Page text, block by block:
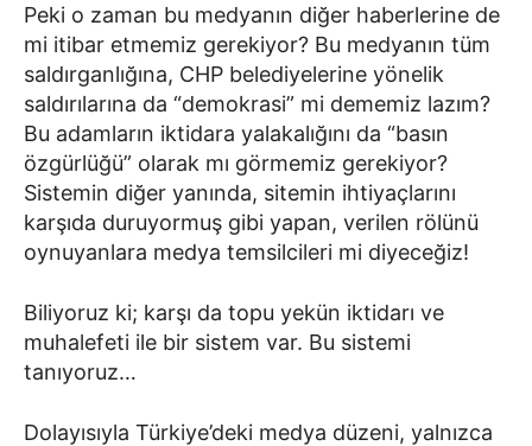
Peki o zaman bu medyanın diğer haberlerine de
mi itibar etmemiz gerekiyor? Bu medyanın tüm
saldırganlığına, CHP belediyelerine yönelik
saldırılarına da “demokrasi” mi dememiz lazım?
Bu adamların iktidara yalakalığını da “basın
özgürlüğü” olarak mı görmemiz gerekiyor?
Sistemin diğer yanında, sitemin ihtiyaçlarını
karşıda duruyormuş gibi yapan, verilen rölünü
oynuyanlara medya temsilcileri mi diyeceğiz!
Biliyoruz ki; karşı da topu yekün iktidarı ve
muhalefeti ile bir sistem var. Bu sistemi
tanıyoruz…
Dolayısıyla Türkiye’deki medya düzeni, yalnızca